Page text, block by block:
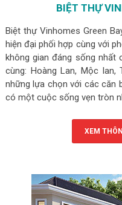
BIỆT THỰ
Biệt thự Vinhomes Green
hiện đại phối hợp cùng với
không gian đáng sống nhất
cùng: Hoàng Lan, Mộc
những lựa chọn với các căn
có một cuộc sống vẹn tròn
XEM